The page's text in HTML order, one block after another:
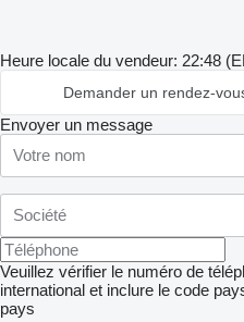
Heure locale du vendeur: 22:48
Demander un rendez-
Envoyer un message
Veuillez vérifier le numéro de
international et inclure le code
pays